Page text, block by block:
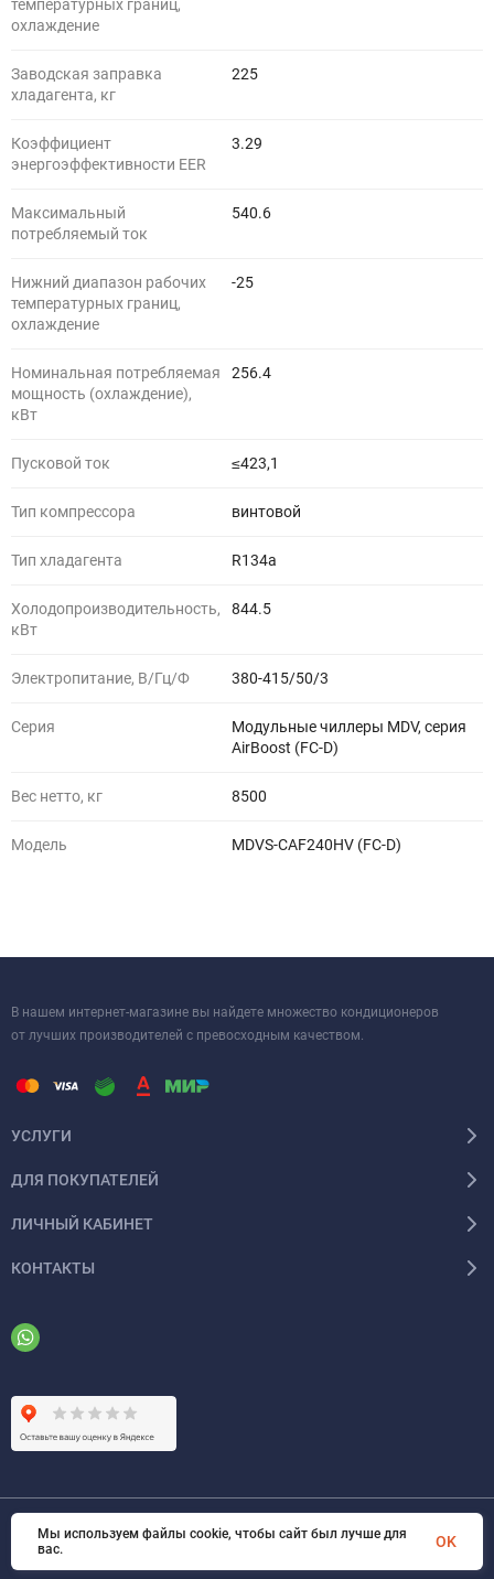
температурных границ,
охлаждение
Заводская заправка
хладагента, кг
225
Коэффициент
энергоэффективности EER
3.29
Максимальный
потребляемый ток
540.6
Нижний диапазон рабочих
температурных границ,
охлаждение
-25
Номинальная потребляемая
мощность (охлаждение),
кВт
256.4
Пусковой ток ≤423,1
Тип компрессора винтовой
Тип хладагента R134a
Холодопроизводительность,
кВт
844.5
Электропитание, В/Гц/Ф 380-415/50/3
Серия
Модульные чиллеры MDV, серия
AirBoost (FC-D)
Вес нетто, кг 8500
Модель MDVS-CAF240HV (FC-D)
В нашем интернет-магазине вы найдете множество кондиционеров
от лучших производителей с превосходным качеством.
УСЛУГИ
ДЛЯ ПОКУПАТЕЛЕЙ
ЛИЧНЫЙ КАБИНЕТ
КОНТАКТЫ
© 2026 ООО «ФАЗИНЖИНИРИНГ». Все права защищены
Мы используем файлы cookie, чтобы сайт был лучше для
вас.
OK